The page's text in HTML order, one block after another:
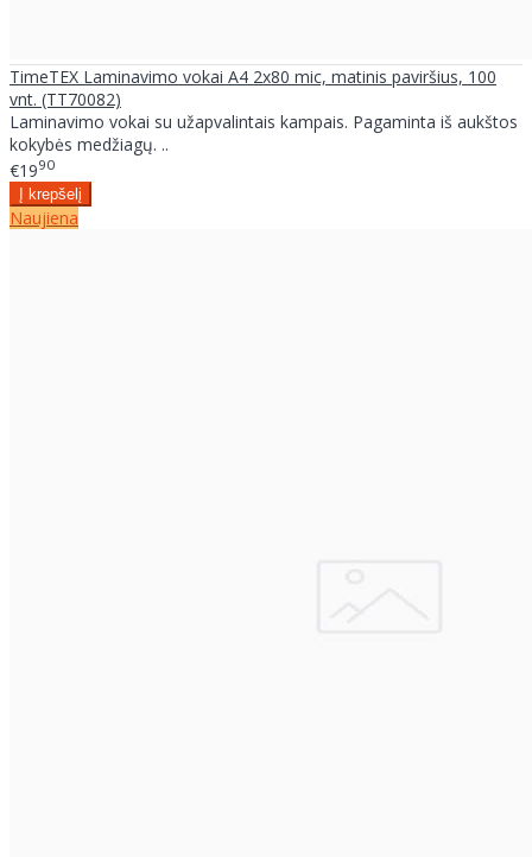
TimeTEX Laminavimo vokai A4 2x80 mic, matinis paviršius, 100
vnt. (TT70082)
Laminavimo vokai su užapvalintais kampais. Pagaminta iš aukštos
kokybės medžiagų. ..
€1990
Naujiena